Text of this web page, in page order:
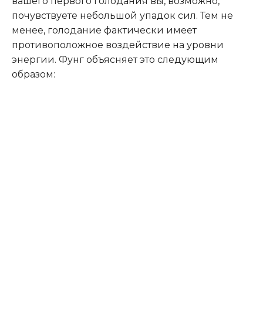
почувствуете небольшой упадок сил. Тем не
менее, голодание фактически имеет
противоположное воздействие на уровни
энергии. Фунг объясняет это следующим
образом: